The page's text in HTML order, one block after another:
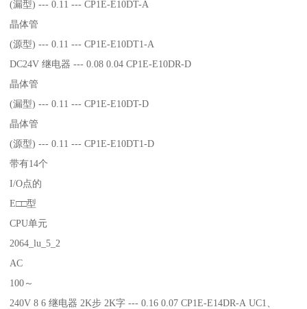
(漏型) --- 0.11 --- CP1E-E10DT-A
晶体管
(源型) --- 0.11 --- CP1E-E10DT1-A
DC24V 继电器 --- 0.08 0.04 CP1E-E10DR-D
晶体管
(漏型) --- 0.11 --- CP1E-E10DT-D
晶体管
(源型) --- 0.11 --- CP1E-E10DT1-D
带有14个
I/O点的
E□□型
CPU单元
2064_lu_5_2
AC
100～
240V 8 6 继电器 2K步 2K字 --- 0.16 0.07 CP1E-E14DR-A UC1、